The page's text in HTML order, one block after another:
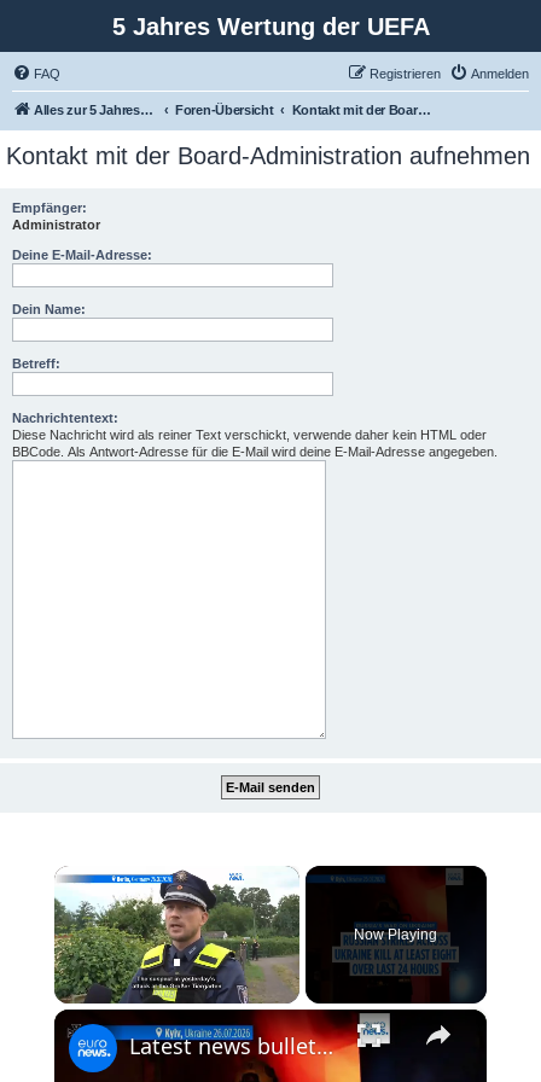
5 Jahres Wertung der UEFA
FAQ Anmelden
Registrieren
Alles zur 5 Jahreswertung / Tabelle der UEFA mit vielen Statistiken. Foren-Übersicht Kontakt mit der Board-Administration aufnehmen
Kontakt mit der Board-Administration aufnehmen
Empfänger:
Administrator
Deine E-Mail-Adresse:
Dein Name:
Betreff:
Nachrichtentext:
Diese Nachricht wird als reiner Text verschickt, verwende daher kein HTML oder
BBCode. Als Antwort-Adresse für die E-Mail wird deine E-Mail-Adresse angegeben.
×
Now Playing
×
Latest news bulletin | July 27th, 2026 – Morning